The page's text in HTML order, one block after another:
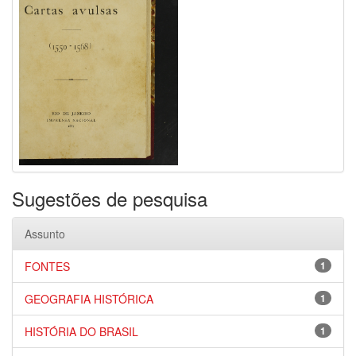
Sugestões de pesquisa
Assunto
1
FONTES
1
GEOGRAFIA HISTÓRICA
1
HISTÓRIA DO BRASIL